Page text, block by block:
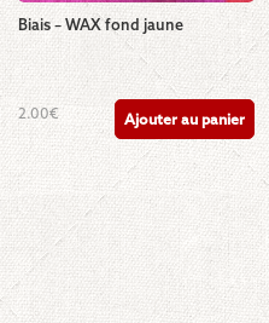
Biais – WAX fond jaune
2.00€ Ajouter au panier